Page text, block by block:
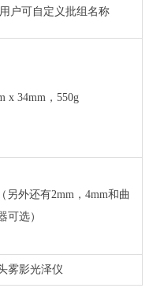
户可自定义批组名称
x 34mm，550g
另外还有2mm，4mm和曲
可选）
雾影光泽仪